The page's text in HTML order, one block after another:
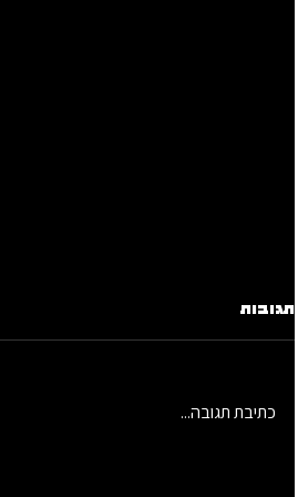
תגובות
כתיבת תגובה...